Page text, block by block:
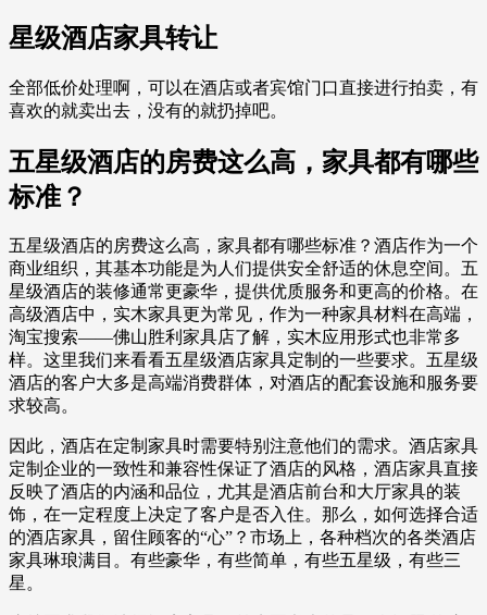
星级酒店家具转让
全部低价处理啊，可以在酒店或者宾馆门口直接进行拍卖，有
喜欢的就卖出去，没有的就扔掉吧。
五星级酒店的房费这么高，家具都有哪些
标准？
五星级酒店的房费这么高，家具都有哪些标准？酒店作为一个
商业组织，其基本功能是为人们提供安全舒适的休息空间。五
星级酒店的装修通常更豪华，提供优质服务和更高的价格。在
高级酒店中，实木家具更为常见，作为一种家具材料在高端，
淘宝搜索——佛山胜利家具店了解，实木应用形式也非常多
样。这里我们来看看五星级酒店家具定制的一些要求。五星级
酒店的客户大多是高端消费群体，对酒店的配套设施和服务要
求较高。
因此，酒店在定制家具时需要特别注意他们的需求。酒店家具
定制企业的一致性和兼容性保证了酒店的风格，酒店家具直接
反映了酒店的内涵和品位，尤其是酒店前台和大厅家具的装
饰，在一定程度上决定了客户是否入住。那么，如何选择合适
的酒店家具，留住顾客的“心”？市场上，各种档次的各类酒店
家具琳琅满目。有些豪华，有些简单，有些五星级，有些三
星。